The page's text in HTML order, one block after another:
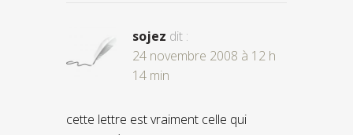
sojez dit :
24 novembre 2008 à 12 h
14 min
cette lettre est vraiment celle qui